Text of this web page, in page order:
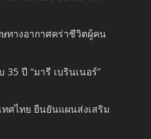
ทางอากาศคร่าชีวิตผู้คน
ปี “มารี เบรินเนอร์”
ศไทย ยืนยันแผนส่งเสริม